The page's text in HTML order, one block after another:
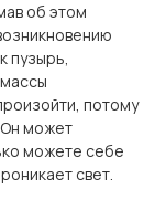
об этом
пузырь,
потому
Он может
можете себе
свет.